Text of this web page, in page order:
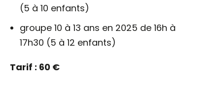
(5 à 10 enfants)
groupe 10 à 13 ans en 2025 de 16h à
17h30 (5 à 12 enfants)
Tarif : 60 €